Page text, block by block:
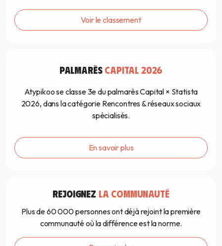
Voir le classement
PALMARÈS CAPITAL 2026
Atypikoo se classe 3e du palmarès Capital × Statista
2026, dans la catégorie Rencontres & réseaux sociaux
spécialisés.
En savoir plus
REJOIGNEZ LA COMMUNAUTÉ
Plus de 60 000 personnes ont déjà rejoint la première
communauté où la différence est la norme.